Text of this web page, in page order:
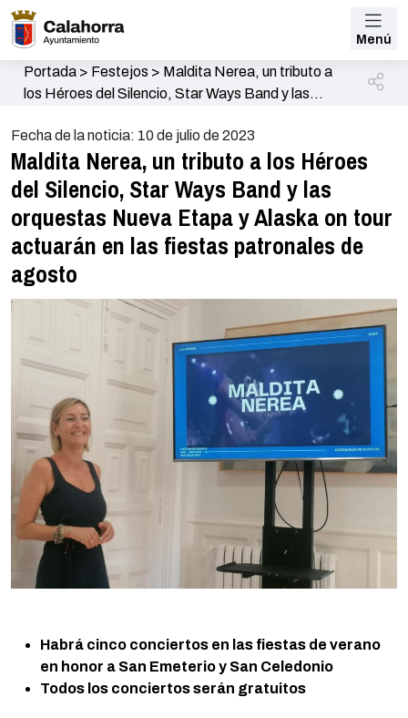
Menú
Portada> Festejos > Maldita Nerea, un tributo a
los Héroes del Silencio, Star Ways Band y las
en las fiestas patronales de agosto
Fecha de la noticia: 10 de julio de 2023
Maldita Nerea, un tributo a los Héroes
del Silencio, Star Ways Band y las
orquestas Nueva Etapa y Alaska on tour
actuarán en las fiestas patronales de
agosto
Habrá cinco conciertos en las fiestas de verano
en honor a San Emeterio y San Celedonio
Todos los conciertos serán gratuitos